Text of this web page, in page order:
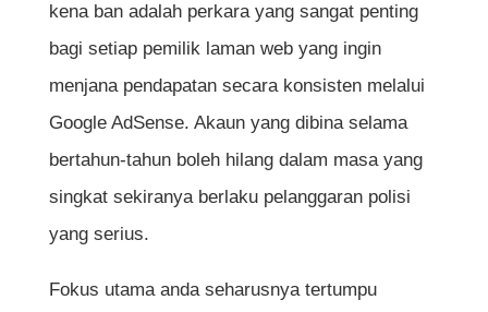
kena ban adalah perkara yang sangat penting
bagi setiap pemilik laman web yang ingin
menjana pendapatan secara konsisten melalui
Google AdSense. Akaun yang dibina selama
bertahun-tahun boleh hilang dalam masa yang
singkat sekiranya berlaku pelanggaran polisi
yang serius.
Fokus utama anda seharusnya tertumpu